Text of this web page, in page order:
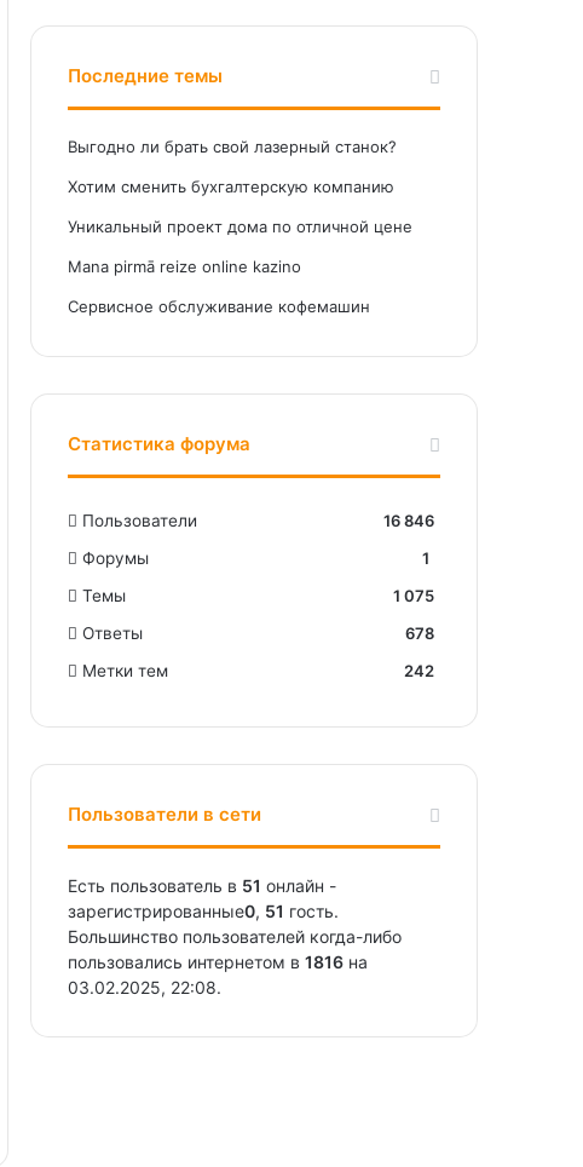
Последние темы
Выгодно ли брать свой лазерный станок?
Хотим сменить бухгалтерскую компанию
Уникальный проект дома по отличной цене
Mana pirmā reize online kazino
Сервисное обслуживание кофемашин
Статистика форума
Пользователи
16 846
Форумы
1
Темы
1 075
Ответы
678
Метки тем
242
Пользователи в сети
Есть пользователь в 51 онлайн -
зарегистрированные0, 51 гость.
Большинство пользователей когда-либо
пользовались интернетом в1816 на
03.02.2025, 22:08.